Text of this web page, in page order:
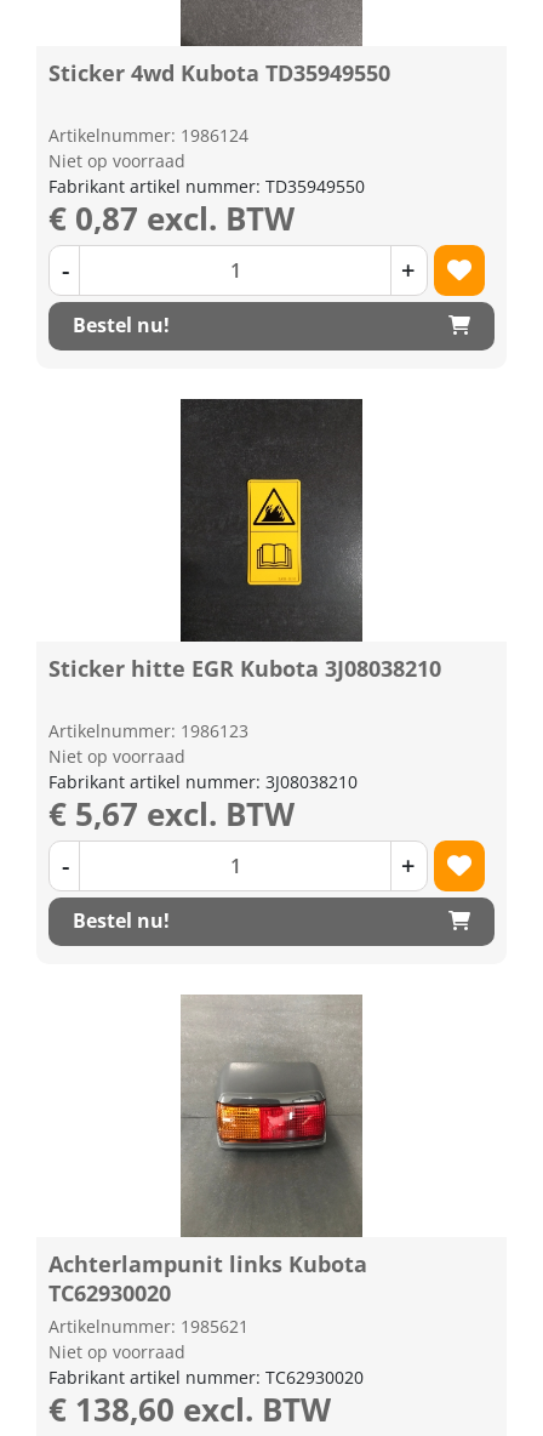
Sticker 4wd Kubota TD35949550
Artikelnummer: 1986124
Niet op voorraad
Fabrikant artikel nummer: TD35949550
€ 0,87 excl. BTW
- +
Bestel nu!
Sticker hitte EGR Kubota 3J08038210
Artikelnummer: 1986123
Niet op voorraad
Fabrikant artikel nummer: 3J08038210
€ 5,67 excl. BTW
- +
Bestel nu!
Achterlampunit links Kubota
TC62930020
Artikelnummer: 1985621
Niet op voorraad
Fabrikant artikel nummer: TC62930020
€ 138,60 excl. BTW